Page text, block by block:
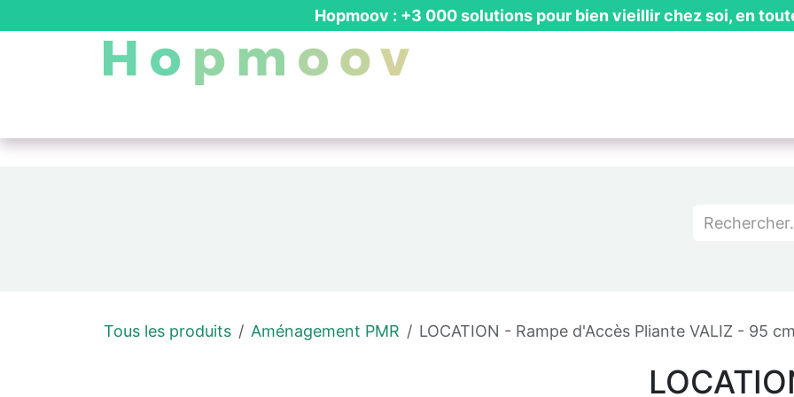
Hopmoov : +3 000 solutions pour bien vieillir chez soi, en
Tous les produits Aménagement PMR LOCATION - Rampe d'Accès Pliante VALIZ - 95 cm